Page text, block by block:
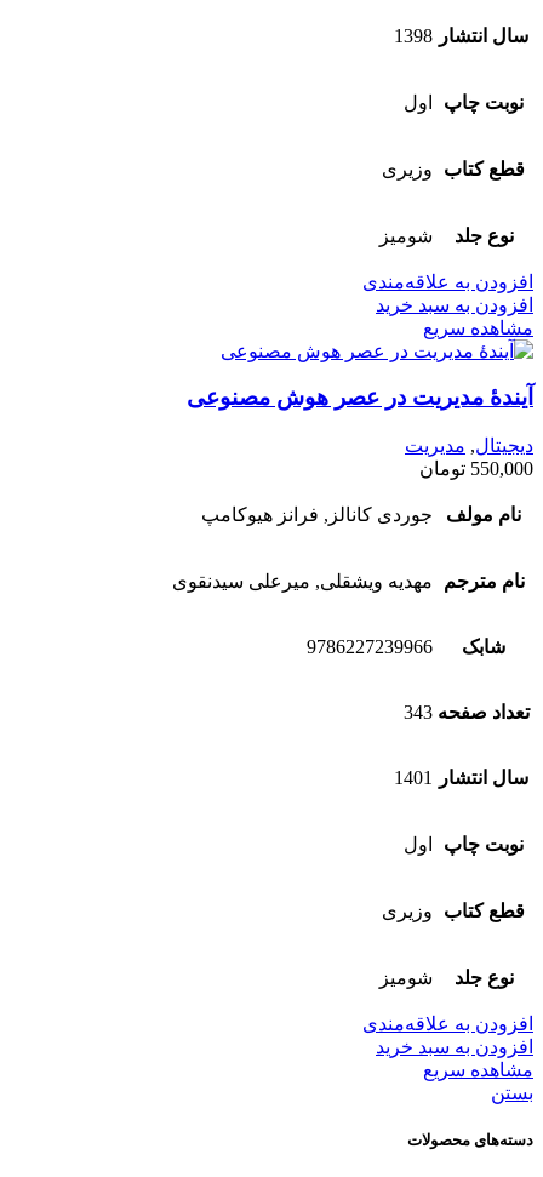
سال انتشار 1398
نوبت چاپ اول
قطع کتاب وزیری
نوع جلد شومیز
افزودن به علاقه‌مندی
افزودن به سبد خرید
مشاهده سریع
آیندۀ مدیريت در عصر هوش مصنوعی
دیجیتال, مدیریت
550,000 تومان
نام مولف جوردی کانالز, فرانز هیوکامپ
نام مترجم مهدیه ویشقلی, میرعلی سیدنقوی
شابک 9786227239966
تعداد صفحه 343
سال انتشار 1401
نوبت چاپ اول
قطع کتاب وزیری
نوع جلد شومیز
افزودن به علاقه‌مندی
افزودن به سبد خرید
مشاهده سریع
بستن
دسته‌های محصولات